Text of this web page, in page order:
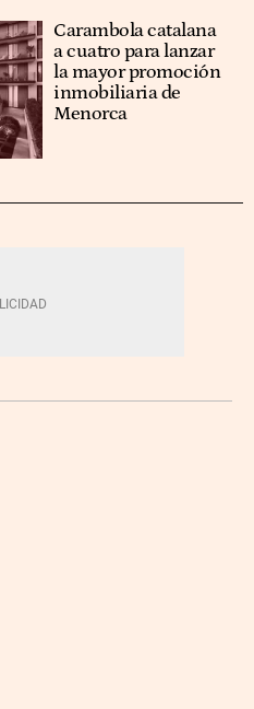
Carambola catalana
a cuatro para lanzar
la mayor promoción
inmobiliaria de
Menorca